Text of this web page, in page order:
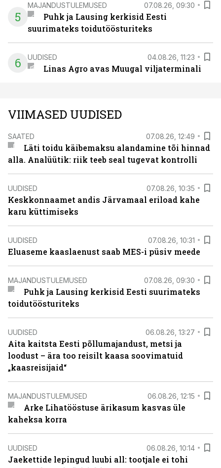
5
MAJANDUSTULEMUSED 07.08.26, 09:30
Puhk ja Lausing kerkisid Eesti
suurimateks toidutöösturiteks
6 UUDISED 04.08.26, 11:23
Linas Agro avas Muugal viljaterminali
VIIMASED UUDISED
SAATED 07.08.26, 12:49
Läti toidu käibemaksu alandamine tõi hinnad
alla. Analüütik: riik teeb seal tugevat kontrolli
UUDISED 07.08.26, 10:35
Keskkonnaamet andis Järvamaal eriload kahe
karu küttimiseks
UUDISED 07.08.26, 10:31
Eluaseme kaaslaenust saab MES-i püsiv meede
MAJANDUSTULEMUSED 07.08.26, 09:30
Puhk ja Lausing kerkisid Eesti suurimateks
toidutöösturiteks
UUDISED 06.08.26, 13:27
Aita kaitsta Eesti põllumajandust, metsi ja
loodust – ära too reisilt kaasa soovimatuid
„kaasreisijaid“
MAJANDUSTULEMUSED 06.08.26, 12:15
Arke Lihatööstuse ärikasum kasvas üle
kaheksa korra
UUDISED 06.08.26, 10:14
Jaekettide lepingud luubi all: tootjale ei tohi